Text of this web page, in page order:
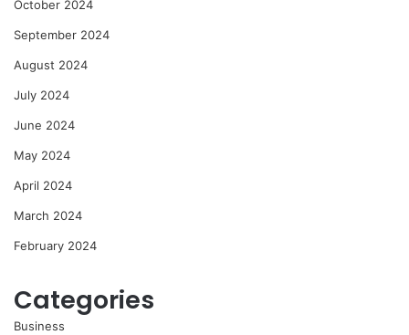
October 2024
September 2024
August 2024
July 2024
June 2024
May 2024
April 2024
March 2024
February 2024
Categories
Business